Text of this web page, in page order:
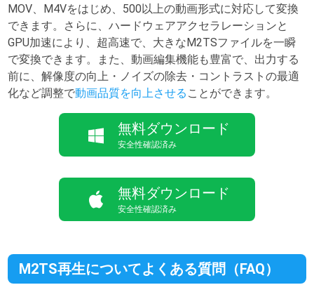
MOV、M4Vをはじめ、500以上の動画形式に対応して変換
できます。さらに、ハードウェアアクセラレーションと
GPU加速により、超高速で、大きなM2TSファイルを一瞬
で変換できます。また、動画編集機能も豊富で、出力する
前に、解像度の向上・ノイズの除去・コントラストの最適
化など調整で動画品質を向上させる ことができます。
無料ダウンロード
安全性確認済み
無料ダウンロード
安全性確認済み
M2TS再生についてよくある質問（FAQ）